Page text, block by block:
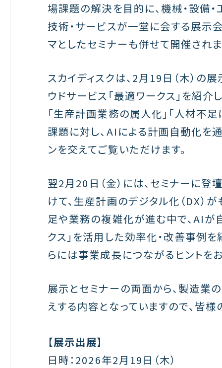
場課題の解決を目的に、機械・設備・
技術・サービスが一堂に会する展示
マとしたセミナーも併せて開催されま
スカイディスクは、 2月 19 日（木）の
ウドサービス「最適ワークス」を紹
「生産計画業務の属人化」「人材不
課題に対し、 AI による計画自動化を
ンを交えてご覧いただけます。
翌2月 20 日（金）には、セミナーに
けて、生産計画のデジタル化（DX）
足や業務の複雑化が進む中で、AIが
クス」を活用した効率化・改善事例
らには事業成長につながるヒントを
展示とセミナーの両面から、製造業
えする内容となっていますので、皆
【展示出展】
日時： 2026年2月 19 日（木）